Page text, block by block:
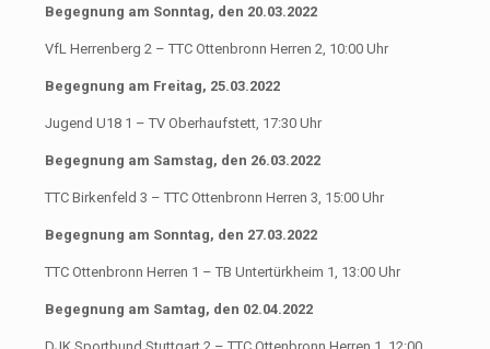
Begegnung am Sonntag, den 20.03.2022
VfL Herrenberg 2 – TTC Ottenbronn Herren 2, 10:00 Uhr
Begegnung am Freitag, 25.03.2022
Jugend U18 1 – TV Oberhaufstett, 17:30 Uhr
Begegnung am Samstag, den 26.03.2022
TTC Birkenfeld 3 – TTC Ottenbronn Herren 3, 15:00 Uhr
Begegnung am Sonntag, den 27.03.2022
TTC Ottenbronn Herren 1 – TB Untertürkheim 1, 13:00 Uhr
Begegnung am Samtag, den 02.04.2022